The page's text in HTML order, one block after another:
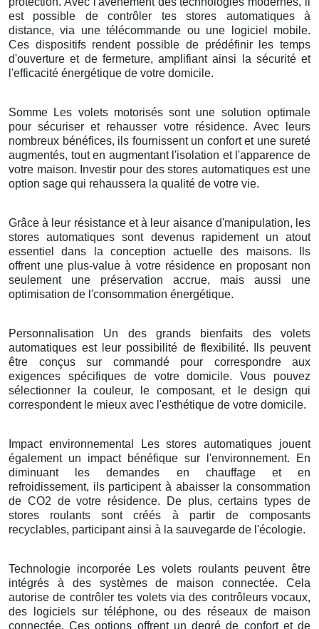
est possible de contrôler tes stores automatiques à
distance, via une télécommande ou une logiciel mobile.
Ces dispositifs rendent possible de prédéfinir les temps
d'ouverture et de fermeture, amplifiant ainsi la sécurité et
l'efficacité énergétique de votre domicile.
Somme Les volets motorisés sont une solution optimale
pour sécuriser et rehausser votre résidence. Avec leurs
nombreux bénéfices, ils fournissent un confort et une sureté
augmentés, tout en augmentant l'isolation et l'apparence de
votre maison. Investir pour des stores automatiques est une
option sage qui rehaussera la qualité de votre vie.
Grâce à leur résistance et à leur aisance d'manipulation, les
stores automatiques sont devenus rapidement un atout
essentiel dans la conception actuelle des maisons. Ils
offrent une plus-value à votre résidence en proposant non
seulement une préservation accrue, mais aussi une
optimisation de l'consommation énergétique.
Personnalisation Un des grands bienfaits des volets
automatiques est leur possibilité de flexibilité. Ils peuvent
être conçus sur commandé pour correspondre aux
exigences spécifiques de votre domicile. Vous pouvez
sélectionner la couleur, le composant, et le design qui
correspondent le mieux avec l'esthétique de votre domicile.
Impact environnemental Les stores automatiques jouent
également un impact bénéfique sur l'environnement. En
diminuant les demandes en chauffage et en
refroidissement, ils participent à abaisser la consommation
de CO2 de votre résidence. De plus, certains types de
stores roulants sont créés à partir de composants
recyclables, participant ainsi à la sauvegarde de l'écologie.
Technologie incorporée Les volets roulants peuvent être
intégrés à des systèmes de maison connectée. Cela
autorise de contrôler tes volets via des contrôleurs vocaux,
des logiciels sur téléphone, ou des réseaux de maison
connectée. Ces options offrent un degré de confort et de